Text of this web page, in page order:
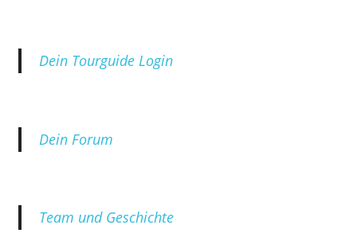
Dein Tourguide Login
Dein Forum
Team und Geschichte